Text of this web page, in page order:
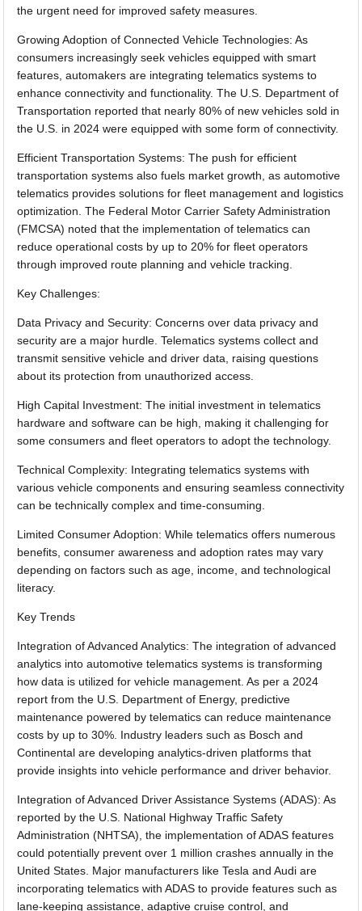
the urgent need for improved safety measures.
Growing Adoption of Connected Vehicle Technologies: As
consumers increasingly seek vehicles equipped with smart
features, automakers are integrating telematics systems to
enhance connectivity and functionality. The U.S. Department of
Transportation reported that nearly 80% of new vehicles sold in
the U.S. in 2024 were equipped with some form of connectivity.
Efficient Transportation Systems: The push for efficient
transportation systems also fuels market growth, as automotive
telematics provides solutions for fleet management and logistics
optimization. The Federal Motor Carrier Safety Administration
(FMCSA) noted that the implementation of telematics can
reduce operational costs by up to 20% for fleet operators
through improved route planning and vehicle tracking.
Key Challenges:
Data Privacy and Security: Concerns over data privacy and
security are a major hurdle. Telematics systems collect and
transmit sensitive vehicle and driver data, raising questions
about its protection from unauthorized access.
High Capital Investment: The initial investment in telematics
hardware and software can be high, making it challenging for
some consumers and fleet operators to adopt the technology.
Technical Complexity: Integrating telematics systems with
various vehicle components and ensuring seamless connectivity
can be technically complex and time-consuming.
Limited Consumer Adoption: While telematics offers numerous
benefits, consumer awareness and adoption rates may vary
depending on factors such as age, income, and technological
literacy.
Key Trends
Integration of Advanced Analytics: The integration of advanced
analytics into automotive telematics systems is transforming
how data is utilized for vehicle management. As per a 2024
report from the U.S. Department of Energy, predictive
maintenance powered by telematics can reduce maintenance
costs by up to 30%. Industry leaders such as Bosch and
Continental are developing analytics-driven platforms that
provide insights into vehicle performance and driver behavior.
Integration of Advanced Driver Assistance Systems (ADAS): As
reported by the U.S. National Highway Traffic Safety
Administration (NHTSA), the implementation of ADAS features
could potentially prevent over 1 million crashes annually in the
United States. Major manufacturers like Tesla and Audi are
incorporating telematics with ADAS to provide features such as
lane-keeping assistance, adaptive cruise control, and